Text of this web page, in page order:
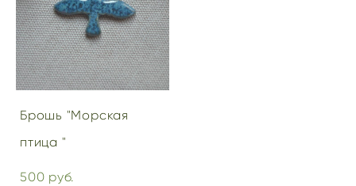
Брошь "Морская
птица "
500 pуб.